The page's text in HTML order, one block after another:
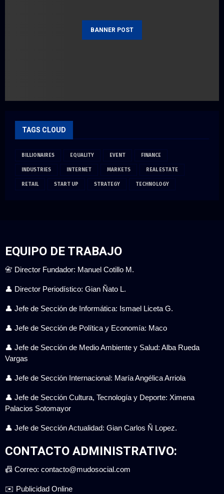
BANNER POST
TAGS CLOUD
BILLIONAIRES EQUALITY EVENT FINANCE
INDUSTRIES INTERNET MARKETS REAL ESTATE
RETAIL START UP STRATEGY TECHNOLOGY
EQUIPO DE TRABAJO
📇 Director Fundador: Manuel Cotillo M.
👤 Director Periodístico: Gian Ñato L.
👤 Jefe de Sección de Informática: Ismael Liceta G.
👤 Jefe de Sección de Política y Economía: Maco
👤 Jefe de Sección de Medio Ambiente y Salud: Alba Rueda
Vargas
👤 Jefe de Sección Internacional: María Angélica Arriola
👤 Jefe de Sección Cultura, Tecnología y Deporte: Ximena
Palacios Sotomayor
👤 Jefe de Sección Actualidad: Gian Carlos Ñ Lopez.
CONTACTO ADMINISTRATIVO:
📠 Correo: contacto@mudosocial.com
✉️ Publicidad Online